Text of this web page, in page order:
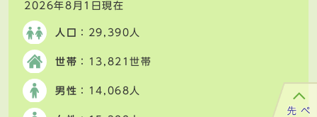
2026年8月1日現在
人口 ：29,390人
世帯 ：13,821世帯
男性 ：14,068人